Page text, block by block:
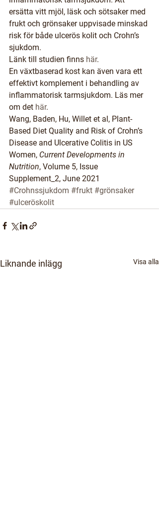
ersätta vitt mjöl, läsk och sötsaker med
frukt och grönsaker uppvisade minskad
risk för både ulcerös kolit och Crohn’s
sjukdom.
Länk till studien finns här.
En växtbaserad kost kan även vara ett
effektivt komplement i behandling av
inflammatorisk tarmsjukdom. Läs mer
om det här.
Wang, Baden, Hu, Willet et al, Plant-
Based Diet Quality and Risk of Crohn’s
Disease and Ulcerative Colitis in US
Women, Current Developments in
Nutrition, Volume 5, Issue
Supplement_2, June 2021
#Crohnssjukdom #frukt #grönsaker
#ulceröskolit
Liknande inlägg Visa alla